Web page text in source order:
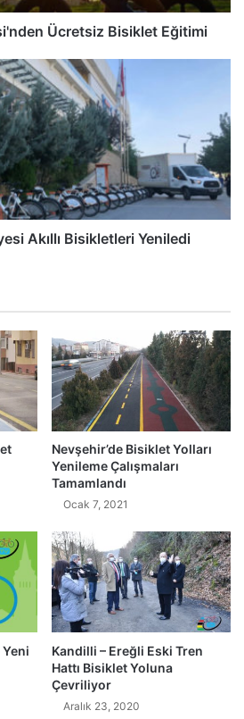
Ücretsiz Bisiklet Eğitimi
Akıllı Bisikletleri Yeniledi
Nevşehir’de Bisiklet Yolları
Yenileme Çalışmaları
Tamamlandı
Ocak 7, 2021
Kandilli – Ereğli Eski Tren
Hattı Bisiklet Yoluna
Çevriliyor
Aralık 23, 2020